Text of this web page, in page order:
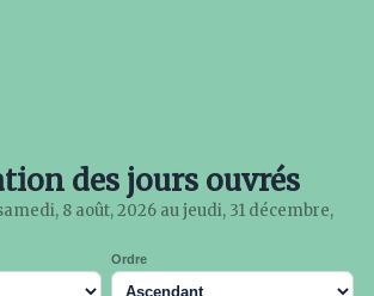
des jours ouvrés
8 août, 2026 au jeudi, 31 décembre,
Ordre